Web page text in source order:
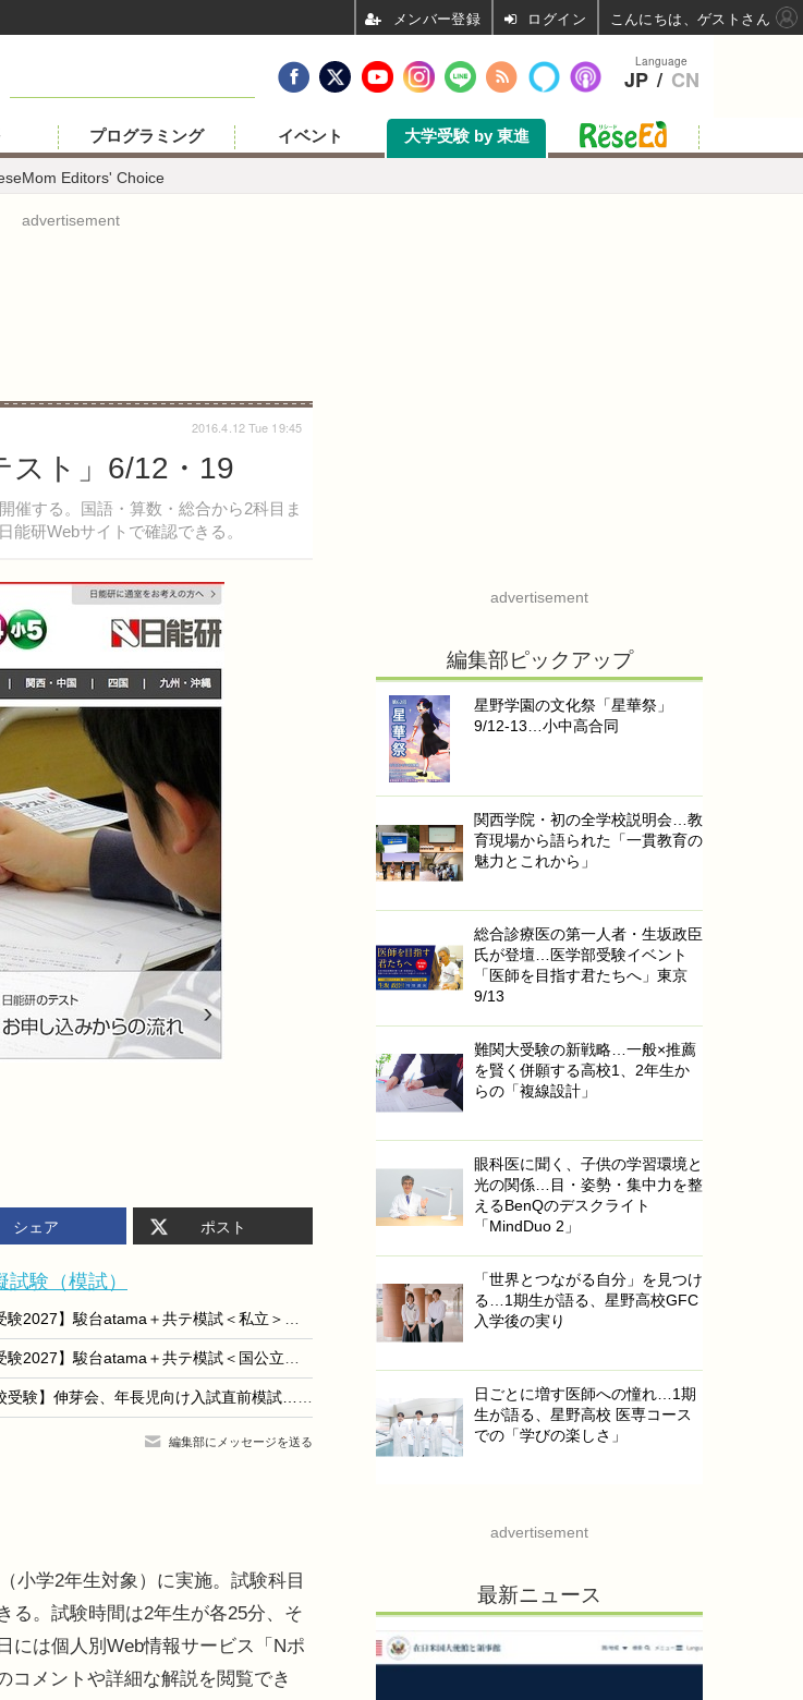
Editors' Choice
プログラミング イベント 大学受験 by 東進
advertisement
スト」6/12・19
催する。国語・算数・総合から2科目ま
研Webサイトで確認できる。
2016.4.12 Tue 19:45
シェア ポスト
試験（模試）
【大学受験2027】駿台atama＋共テ模試＜私立＞大学別合格目標ライン
【大学受験2027】駿台atama＋共テ模試＜国公立＞大学別合格目標ライン
【小学校受験】伸芽会、年長児向け入試直前模試…9/1より全5回
編集部にメッセージを送る
小学2年生対象）に実施。試験科目
る。試験時間は2年生が各25分、そ
には個人別Web情報サービス「Nポ
コメントや詳細な解説を閲覧でき
advertisement
編集部ピックアップ
星野学園の文化祭「星華祭」
9/12-13…小中高合同
関西学院・初の全学校説明会…教
育現場から語られた「一貫教育の
魅力とこれから」
総合診療医の第一人者・生坂政臣
氏が登壇…医学部受験イベント
「医師を目指す君たちへ」東京
9/13
難関大受験の新戦略…一般×推薦
を賢く併願する高校1、2年生か
らの「複線設計」
眼科医に聞く、子供の学習環境と
光の関係…目・姿勢・集中力を整
えるBenQのデスクライト
「MindDuo 2」
「世界とつながる自分」を見つけ
る…1期生が語る、星野高校GFC
入学後の実り
日ごとに増す医師への憧れ…1期
生が語る、星野高校 医専コース
での「学びの楽しさ」
advertisement
最新ニュース
Language
JP / CN
ログイン こんにちは、ゲストさん